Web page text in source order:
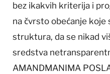
bez ikakvih kriterija i
na čvrsto obećanje koje
struktura, da se nikad
sredstva
AMANDMANIMA